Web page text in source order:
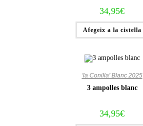
34,95€
Afegeix a la cistella
'la Conilla' Blanc 2025
3 ampolles blanc
34,95€